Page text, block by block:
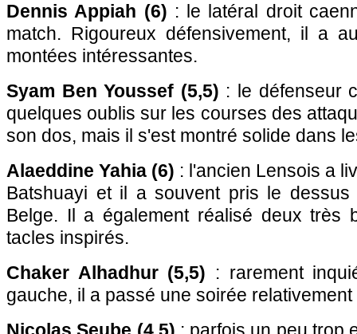
Dennis Appiah (6) : le latéral droit
match. Rigoureux défensivement, il a
montées intéressantes.
Syam Ben Youssef (5,5) : le défenseur
quelques oublis sur les courses des
son dos, mais il s'est montré solide dans
Alaeddine Yahia (6) : l'ancien Lensois a
Batshuayi et il a souvent pris le dessus
Belge. Il a également réalisé deux très
tacles inspirés.
Chaker Alhadhur (5,5) : rarement
gauche, il a passé une soirée